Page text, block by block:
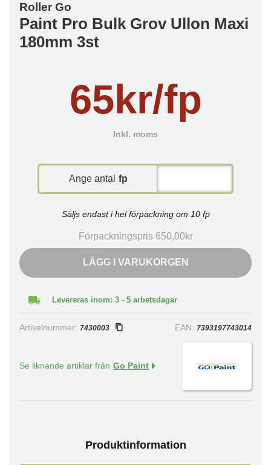
Roller Go
Paint Pro Bulk Grov Ullon Maxi
180mm 3st
65kr/fp
Inkl. moms
Ange antal fp
Säljs endast i hel förpackning om 10 fp
Förpackningspris 650,00kr
LÄGG I VARUKORGEN
Levereras inom: 3 - 5 arbetsdagar
Artikelnummer: 7430003 EAN: 7393197743014
Se liknande artiklar från Go Paint
Produktinformation